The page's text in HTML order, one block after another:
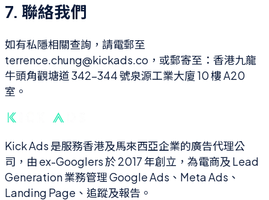
7. 聯絡我們
如有私隱相關查詢，請電郵至
terrence.chung@kickads.co，或郵寄至：香港九龍
牛頭角觀塘道 342-344 號泉源工業大廈 10 樓 A20
室。
Kick Ads 是服務香港及馬來西亞企業的廣告代理公
司，由 ex-Googlers 於 2017 年創立，為電商及 Lead
Generation 業務管理 Google Ads、Meta Ads、
Landing Page、追蹤及報告。